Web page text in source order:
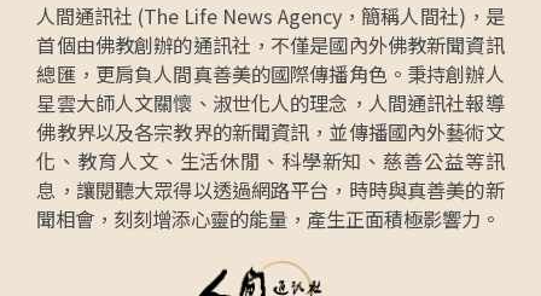
人間通訊社 (The Life News Agency，簡稱人間社)，是
首個由佛教創辦的通訊社，不僅是國內外佛教新聞資訊
總匯，更肩負人間真善美的國際傳播角色。秉持創辦人
星雲大師人文關懷、淑世化人的理念，人間通訊社報導
佛教界以及各宗教界的新聞資訊，並傳播國內外藝術文
化、教育人文、生活休閒、科學新知、慈善公益等訊
息，讓閱聽大眾得以透過網路平台，時時與真善美的新
聞相會，刻刻增添心靈的能量，產生正面積極影響力。